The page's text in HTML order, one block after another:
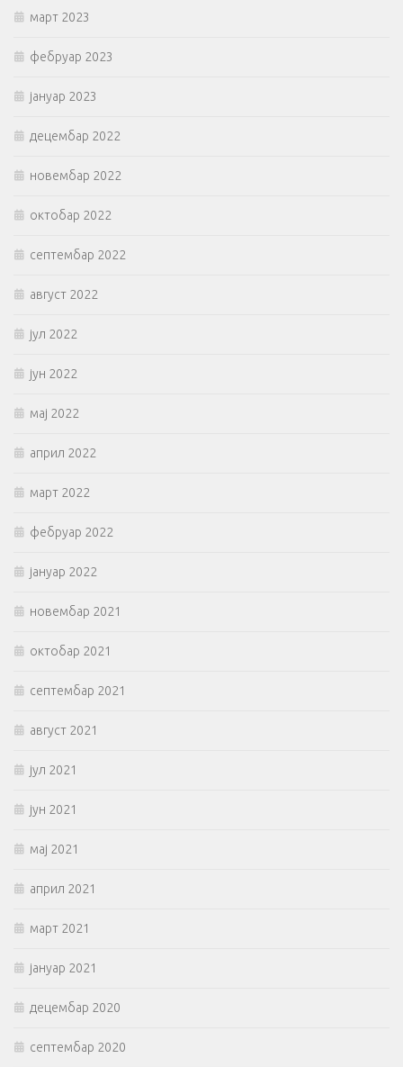
март 2023
фебруар 2023
јануар 2023
децембар 2022
новембар 2022
октобар 2022
септембар 2022
август 2022
јул 2022
јун 2022
мај 2022
април 2022
март 2022
фебруар 2022
јануар 2022
новембар 2021
октобар 2021
септембар 2021
август 2021
јул 2021
јун 2021
мај 2021
април 2021
март 2021
јануар 2021
децембар 2020
септембар 2020